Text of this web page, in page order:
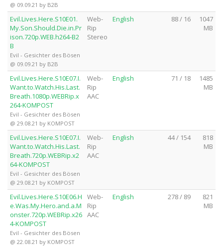
@ 09.09.21 by B2B
Evil.Lives.Here.S10E01.
My.Son.Should.Die.in.Pr
ison.720p.WEB.h264-B2
B
Evil - Gesichter des Bösen
@ 09.09.21 by B2B
Web-
Rip
Stereo
English 88 / 16
1047
MB
Evil.Lives.Here.S10E07.I.
Want.to.Watch.His.Last.
Breath.1080p.WEBRip.x
264-KOMPOST
Evil - Gesichter des Bösen
@ 29.08.21 by KOMPOST
Web-
Rip
AAC
English 71 / 18
1485
MB
Evil.Lives.Here.S10E07.I.
Want.to.Watch.His.Last.
Breath.720p.WEBRip.x2
64-KOMPOST
Evil - Gesichter des Bösen
@ 29.08.21 by KOMPOST
Web-
Rip
AAC
English 44 / 154
818
MB
Evil.Lives.Here.S10E06.H
e.Was.My.Hero.and.a.M
onster.720p.WEBRip.x26
4-KOMPOST
Evil - Gesichter des Bösen
@ 22.08.21 by KOMPOST
Web-
Rip
AAC
English 278 / 89
821
MB